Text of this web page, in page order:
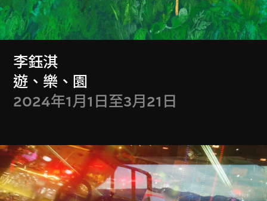
李鈺淇
遊、樂、園
2024年1月1日至3月21日
會籍禮遇
Membership Benefits
攜同賓客享用M+會員會館
獲贈M+會員限量版單肩袋乙個
每季可獲M+夜不同禮券一張